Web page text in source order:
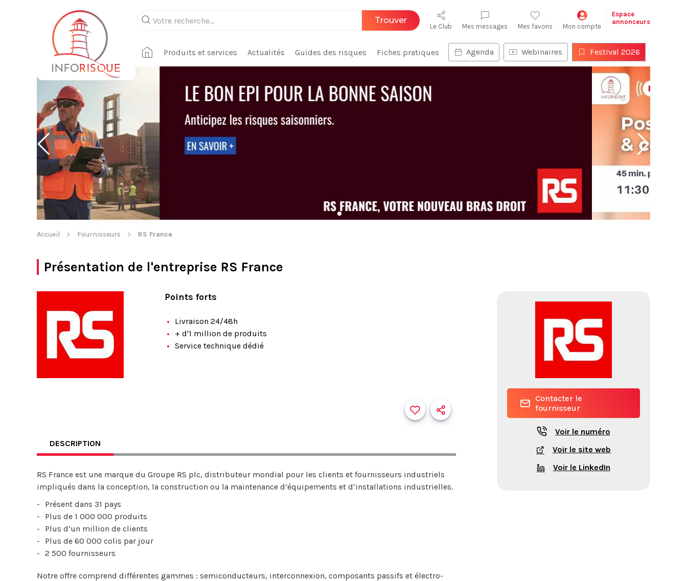
Trouver
Le Club Mes messages Mes favoris Mon compte
Espace
annonceurs
Produits et services Actualités Guides des risques Fiches pratiques Agenda Webinaires Festival 2026
Accueil Fournisseurs RS France
Présentation de l'entreprise RS France
Points forts
Livraison 24/48h
+ d'1 million de produits
Service technique dédié
DESCRIPTION
RS France est une marque du Groupe RS plc, distributeur mondial pour les clients et fournisseurs industriels
impliqués dans la conception, la construction ou la maintenance d’équipements et d’installations industrielles.
Présent dans 31 pays
Plus de 1 000 000 produits
Plus d’un million de clients
Plus de 60 000 colis par jour
2 500 fournisseurs
Notre offre comprend différentes gammes : semiconducteurs, interconnexion, composants passifs et électro-
Contacter le
fournisseur
Voir le numéro
Voir le site web
Voir le LinkedIn